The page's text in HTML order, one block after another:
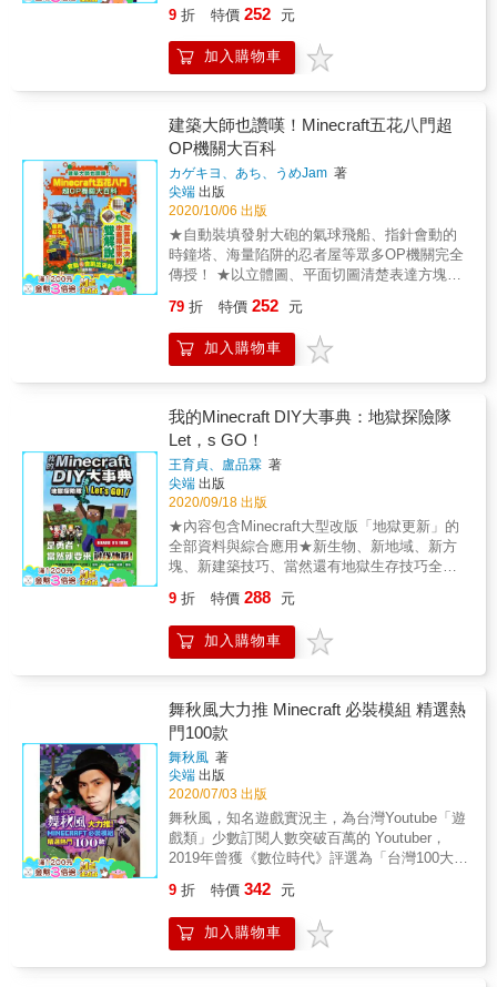
會是以最完整的資料呈現。 & 而新方塊的增
麼利用新方塊的外表特徵，去模擬出更逼真的
方塊建築，做出以前不能做出的作品，本書也
將做步驟教學。 &
學會榮譽理事長 盧圓華先生台南崇學國小 張琬
翔老師花蓮西林國小 李政蒲老師台中亞洲大學
陳勇國老師◎什麼是Minecraft？被全球1,300多
學生去玩的數位遊戲，丹麥政府還在遊戲裡蓋
了全國地圖，讓小朋友瞭解人文歷史。它的名
稱是「Minecraft」，亦稱「我的世界」。◎以
下Minecraft玩法你可曾看過紅石線路自動設計
輔助工具做出可以個別發出音符的樂器機關任
意叫出生物的指令停止日夜變化的指令任意傳
送到指定位置的指令讓全部怪物道具消失的指
令直接叫出小屋建築的指令直接叫出角色臉孔
的方塊整個建築秒複製將遊戲中環境做出3D地
圖可以指定出生環境的模組把死板的木板公告
漫畫二次元人物在死的地方自動追加墓碑等共
196種玩法，在這等你來玩！
9 折 特價 252 元
加入購物車
建築大師也讚嘆！Minecraft五花八門超
OP機關大百科
カゲキヨ、あち、うめJam 著
尖端 出版
2020/10/06 出版
★自動裝填發射大砲的氣球飛船、指針會動的
時鐘塔、海量陷阱的忍者屋等眾多OP機關完全
傳授！ ★以立體圖、平面切圖清楚表達方塊的
教育界人士推薦，特此感謝： 中華民國空間設
計學會榮譽理事長 盧圓華先生 台南崇學國小
張琬翔老師 花蓮西林國小 李政蒲老師 台中亞
作用的一整個流程，其實就是跟程式設計的基
本邏輯概念相同。在Minecraft中做機關，可以
使讀者在玩遊戲的同時，接觸到往後越來越重
要的程式設計邏輯，同時藉由遊戲觸發讀者心
中對程式的好奇，幫助他們在面對數位程式領
域時，有更快更佳的適應與理解。 ◎機關數量
最多 本書運用Minecraft裡面的紅石線路、指
令、指令方塊的基本要素，製作出各種五花八
門的大小機關，讀者將學會時針會動的時鐘
塔、有各種機關的忍者屋，以及自動放出空中
是前所未見，能讓老手都感覺到驚奇！
79 折 特價 252 元
加入購物車
我的Minecraft DIY大事典：地獄探險隊
Let，s GO！
王育貞、盧品霖 著
尖端 出版
2020/09/18 出版
★內容包含Minecraft大型改版「地獄更新」的
全部資料與綜合應用★新生物、新地域、新方
塊、新建築技巧、當然還有地獄生存技巧全都
新」大改版，本次更動的範圍乃是針對指定大
型地區的全面更新，在以往的改版中均未曾見
過對指定某世界的一次更新，故新增項目的數
門、地質調查部門、建築應用部門、其他調查
部門、新世界探險部門，將實際去遊戲中徹底
調查，收集所有有關地獄的新資訊，整理出本
書的內容。本次各部門收集的資料項目相當齊
全，包含：☆生物調查部門：包含5種新生物的
能力數值、性情、行為模式實際功能。☆地質
調查部門：包含4種地獄生態域的蘊含資源、景
觀主視覺，還有86個新物件的性質、獲得方法
以及應用技巧，以及6種在地獄出現的大型結
構。☆建築應用部門：應用地獄改版出現的新
築。☆其他調查部門：收集其他跟地獄更新改
版有關的重要資訊，包含新配方、新遊戲規
則、新附魔與新指令等。☆新世界探險部門：
9 折 特價 288 元
加入購物車
舞秋風大力推 Minecraft 必裝模組 精選熱
門100款
舞秋風 著
尖端 出版
2020/07/03 出版
舞秋風，知名遊戲實況主，為台灣Youtube「遊
戲類」少數訂閱人數突破百萬的 Youtuber，
2019年曾獲《數位時代》評選為「台灣100大影
個人風格的影片，目前頻道的總點閱數已達4億
以上，為了答謝所有閱聽人的支持，舞秋風精
心彙整多年來對Minecraft的鑽研，耗費了一段
9 折 特價 342 元
加入購物車